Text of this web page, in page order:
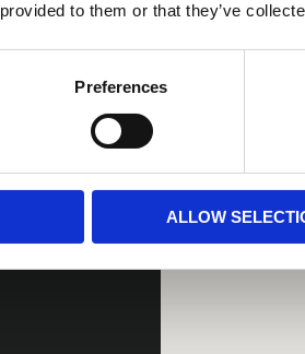
to them or that they’ve
Preferences
ALLOW